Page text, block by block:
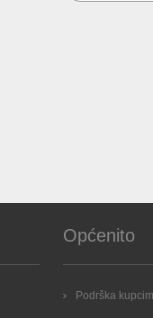
Općenito
Podrška